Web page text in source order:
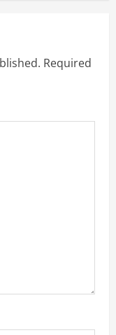
Required